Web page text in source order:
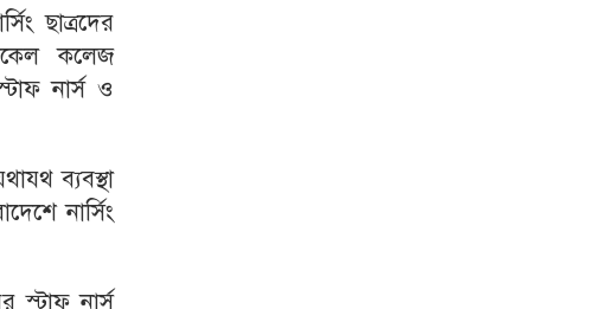
ছাত্রদের
কলেজ
নার্স ও
ব্যবস্থা
নার্সিং
স্টাফ নার্স